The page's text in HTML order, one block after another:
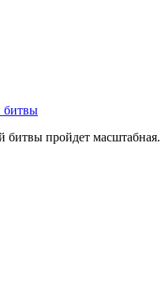
битвы
битвы пройдет